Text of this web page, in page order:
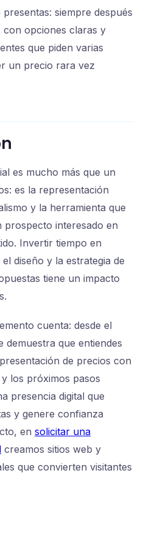
siempre después
opciones claras y
que piden varias
un precio rara vez
es mucho más que un
es la representación
y la herramienta que
interesado en
Invertir tiempo en
diseño y la estrategia de
tiene un impacto
cuenta: desde el
demuestra que entiendes
de precios con
los próximos pasos
presencia digital que
y genere confianza
en solicitar una
creamos sitios web y
que convierten visitantes